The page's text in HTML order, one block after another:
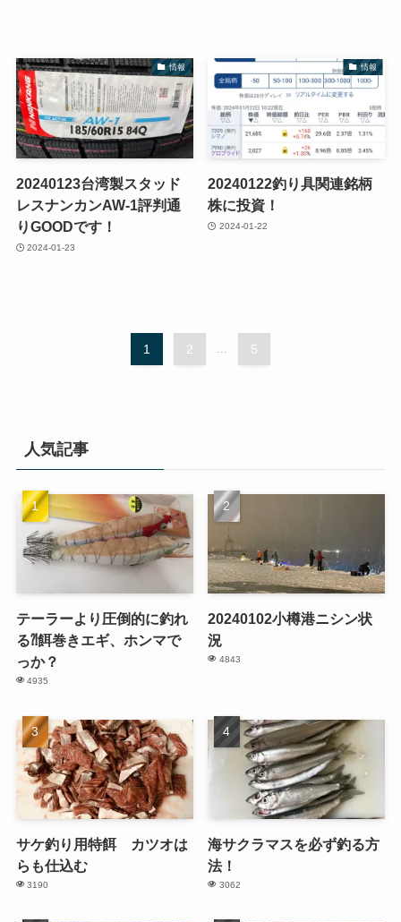
情報
20240123台湾製スタッド
レスナンカンAW-1評判通
りGOODです！
2024-01-23
情報
20240122釣り具関連銘柄
株に投資！
2024-01-22
1 2 ... 5
人気記事
テーラーより圧倒的に釣れ
る⁈餌巻きエギ、ホンマで
っか？
4935
20240102小樽港ニシン状
況
4843
サケ釣り用特餌 カツオは
らも仕込む
3190
海サクラマスを必ず釣る方
法！
3062